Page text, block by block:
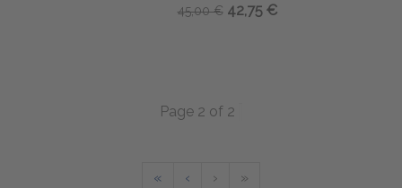
45,00 € 42,75 €
Page 2 of 2
« ‹ › »